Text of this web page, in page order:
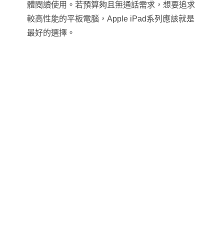
體閱讀使用。若預算夠且無通話需求，想要追求
較高性能的平板電腦，Apple iPad系列應該就是
最好的選擇。